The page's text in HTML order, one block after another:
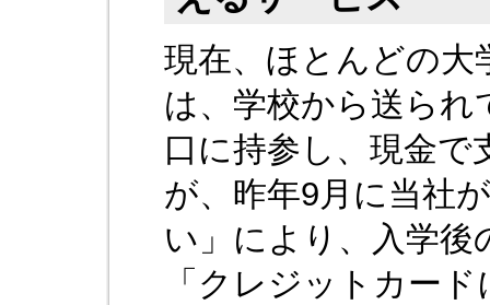
現在、ほとんどの大
は、学校から送られ
口に持参し、現金
が、昨年9月に当社
い」により、入学
「クレジットカー